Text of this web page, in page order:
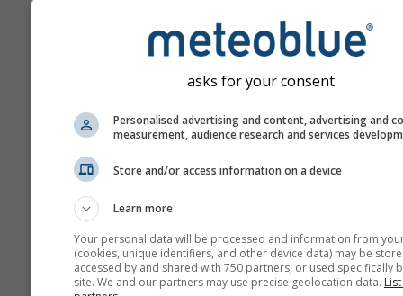
previsión por delante.
La previsión se crea con
"conjunto" de modelos.
diferentes variables de
calculados para estimar la
previsibilidad de la
Más datos meteorológicos
asks for your consent
Personalised advertising and content, advertising and
measurement, audience research and services
Store and/or access information on a device
Learn more
Your personal data will be processed and information from
(cookies, unique identifiers, and other device data) may be
accessed by and shared with 750 partners, or used specifically
site. We and our partners may use precise geolocation data.